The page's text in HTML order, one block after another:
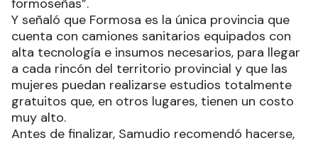
formoseñas”.
Y señaló que Formosa es la única provincia que
cuenta con camiones sanitarios equipados con
alta tecnología e insumos necesarios, para llegar
a cada rincón del territorio provincial y que las
mujeres puedan realizarse estudios totalmente
gratuitos que, en otros lugares, tienen un costo
muy alto.
Antes de finalizar, Samudio recomendó hacerse,